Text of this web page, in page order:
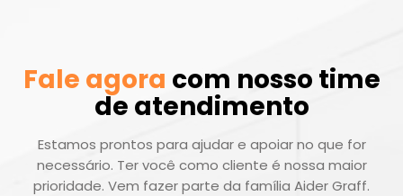
Fale agora com nosso time
de atendimento
Estamos prontos para ajudar e apoiar no que for
necessário. Ter você como cliente é nossa maior
prioridade. Vem fazer parte da família Aider Graff.